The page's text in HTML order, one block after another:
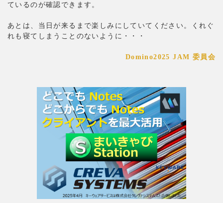
ているのが確認できます。
あとは、当日が来るまで楽しみにしていてください。くれぐ
れも寝てしまうことのないように・・・
Domino2025 JAM 委員会